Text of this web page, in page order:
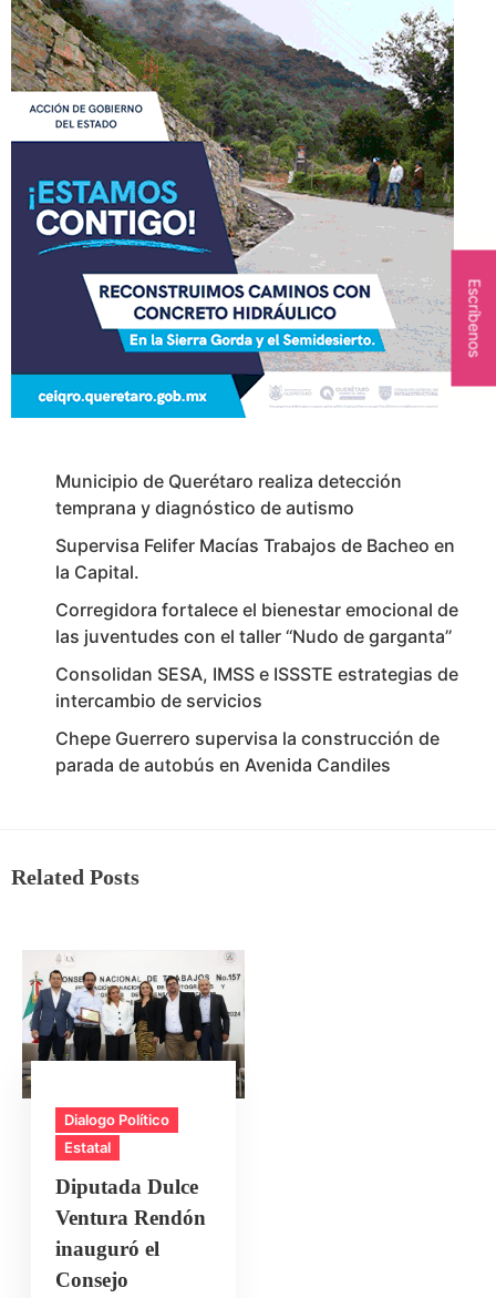
Municipio de Querétaro realiza detección
temprana y diagnóstico de autismo
Supervisa Felifer Macías Trabajos de Bacheo en
la Capital.
Corregidora fortalece el bienestar emocional de
las juventudes con el taller ‘‘Nudo de garganta’’
Consolidan SESA, IMSS e ISSSTE estrategias de
intercambio de servicios
Chepe Guerrero supervisa la construcción de
parada de autobús en Avenida Candiles
Related Posts
Dialogo Político
Estatal
Diputada Dulce
Ventura Rendón
inauguró el
Consejo
Escríbenos